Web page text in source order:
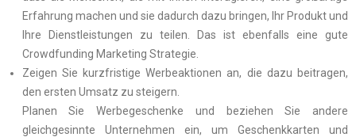
Erfahrung machen und sie dadurch dazu bringen, Ihr Produkt und
Ihre Dienstleistungen zu teilen. Das ist ebenfalls eine gute
Crowdfunding Marketing Strategie.
Zeigen Sie kurzfristige Werbeaktionen an, die dazu beitragen,
den ersten Umsatz zu steigern.
Planen Sie Werbegeschenke und beziehen Sie andere
gleichgesinnte Unternehmen ein, um Geschenkkarten und